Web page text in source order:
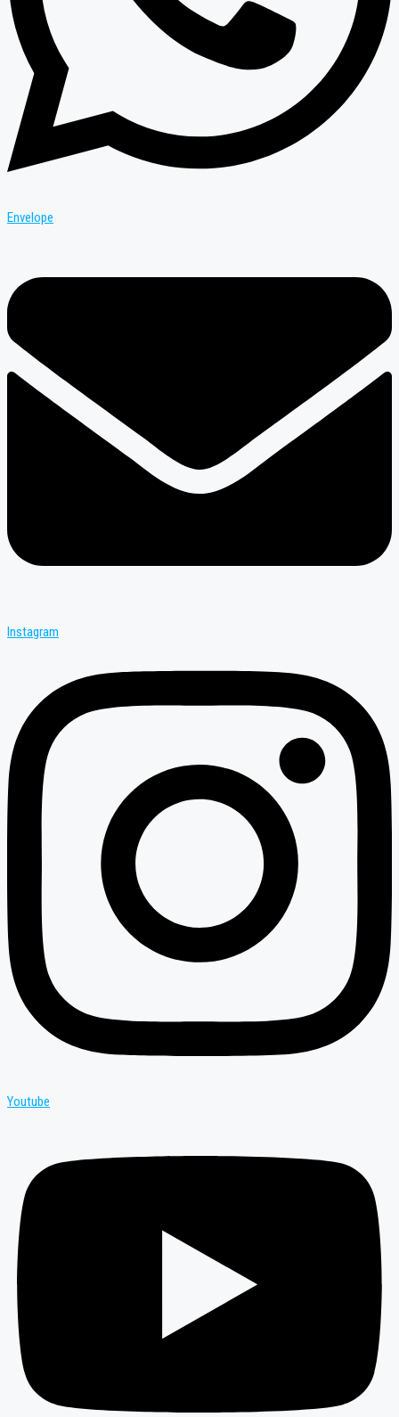
Envelope
Instagram
Youtube